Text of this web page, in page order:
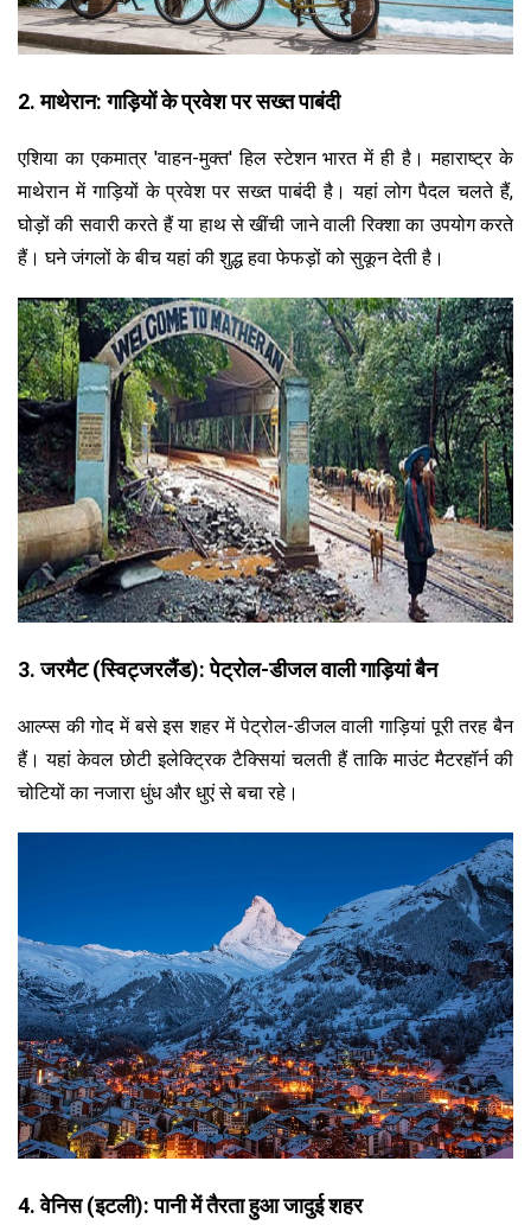
2. माथेरान: गाड़ियों के प्रवेश पर सख्त पाबंदी
एशिया का एकमात्र 'वाहन-मुक्त' हिल स्टेशन भारत में ही है। महाराष्ट्र के
माथेरान में गाड़ियों के प्रवेश पर सख्त पाबंदी है। यहां लोग पैदल चलते हैं,
घोड़ों की सवारी करते हैं या हाथ से खींची जाने वाली रिक्शा का उपयोग करते
हैं। घने जंगलों के बीच यहां की शुद्ध हवा फेफड़ों को सुकून देती है।
3. जरमैट (स्विट्जरलैंड): पेट्रोल-डीजल वाली गाड़ियां बैन
आल्प्स की गोद में बसे इस शहर में पेट्रोल-डीजल वाली गाड़ियां पूरी तरह बैन
हैं। यहां केवल छोटी इलेक्ट्रिक टैक्सियां चलती हैं ताकि माउंट मैटरहॉर्न की
चोटियों का नजारा धुंध और धुएं से बचा रहे।
4. वेनिस (इटली): पानी में तैरता हुआ जादुई शहर